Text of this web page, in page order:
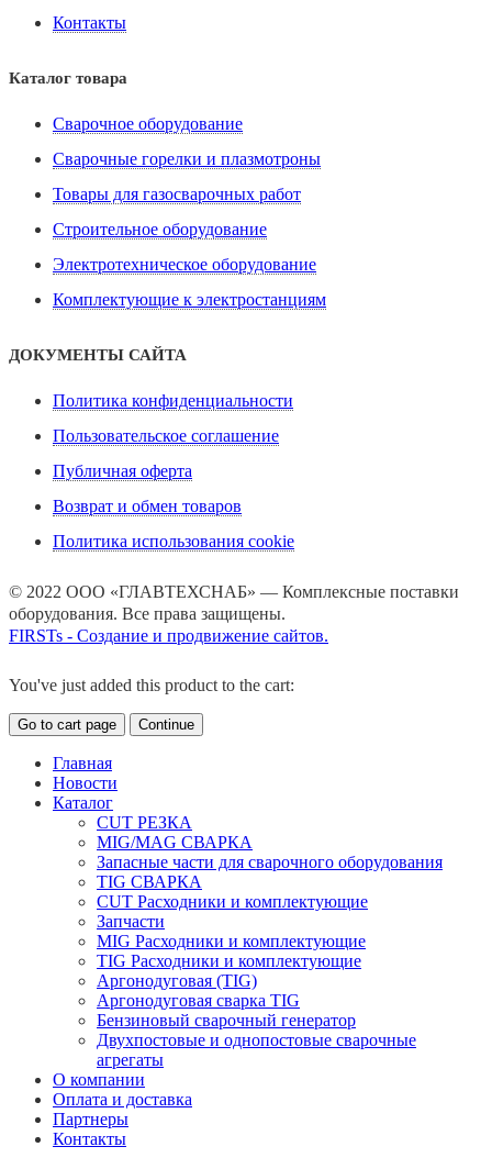
Контакты
Каталог товара
Сварочное оборудование
Сварочные горелки и плазмотроны
Товары для газосварочных работ
Строительное оборудование
Электротехническое оборудование
Комплектующие к электростанциям
ДОКУМЕНТЫ САЙТА
Политика конфиденциальности
Пользовательское соглашение
Публичная оферта
Возврат и обмен товаров
Политика использования cookie
© 2022 ООО «ГЛАВТЕХСНАБ» — Комплексные поставки
оборудования. Все права защищены.
FIRSTs - Создание и продвижение сайтов.
You've just added this product to the cart:
Go to cart page Continue
Главная
Новости
Каталог
CUT РЕЗКА
MIG/MAG СВАРКА
Запасные части для сварочного оборудования
TIG СВАРКА
CUT Расходники и комплектующие
Запчасти
MIG Расходники и комплектующие
TIG Расходники и комплектующие
Аргонодуговая (TIG)
Аргонодуговая сварка TIG
Бензиновый сварочный генератор
Двухпостовые и однопостовые сварочные
агрегаты
О компании
Оплата и доставка
Партнеры
Контакты